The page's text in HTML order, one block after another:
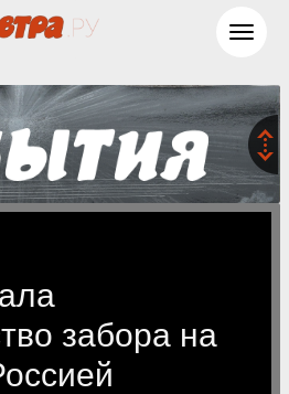
забора на